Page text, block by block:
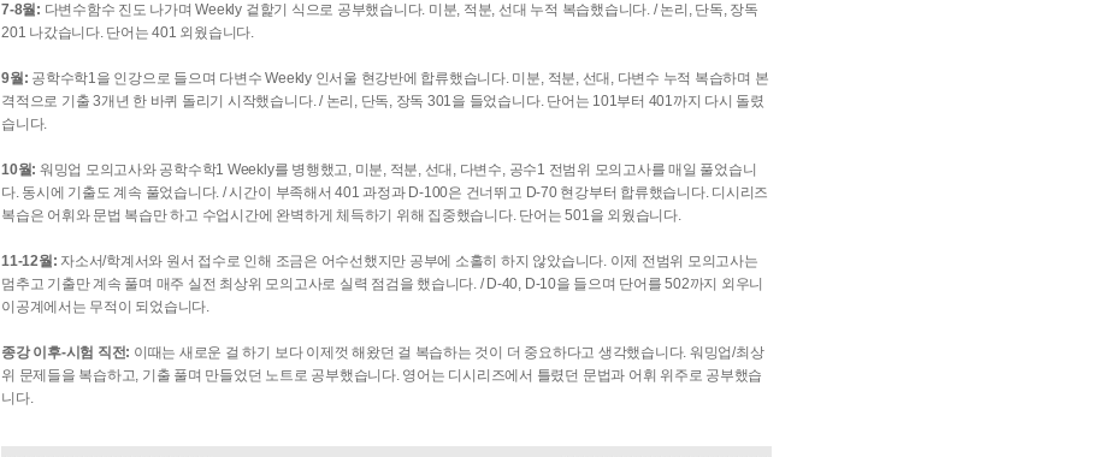
7-8월: 다변수함수 진도 나가며 Weekly 겉핥기 식으로 공부했습니다. 미분, 적분, 선대 누적 복습했습니다. / 논리, 단독, 장독
201 나갔습니다. 단어는 401 외웠습니다.
9월: 공학수학1을 인강으로 들으며 다변수 Weekly 인서울 현강반에 합류했습니다. 미분, 적분, 선대, 다변수 누적 복습하며 본
격적으로 기출 3개년 한 바퀴 돌리기 시작했습니다. / 논리, 단독, 장독 301을 들었습니다. 단어는 101부터 401까지 다시 돌렸
습니다.
10월: 워밍업 모의고사와 공학수학1 Weekly를 병행했고, 미분, 적분, 선대, 다변수, 공수1 전범위 모의고사를 매일 풀었습니
다. 동시에 기출도 계속 풀었습니다. / 시간이 부족해서 401 과정과 D-100은 건너뛰고 D-70 현강부터 합류했습니다. 디시리즈
복습은 어휘와 문법 복습만 하고 수업시간에 완벽하게 체득하기 위해 집중했습니다. 단어는 501을 외웠습니다.
11-12월: 자소서/학계서와 원서 접수로 인해 조금은 어수선했지만 공부에 소홀히 하지 않았습니다. 이제 전범위 모의고사는
멈추고 기출만 계속 풀며 매주 실전 최상위 모의고사로 실력 점검을 했습니다. / D-40, D-10을 들으며 단어를 502까지 외우니
이공계에서는 무적이 되었습니다.
종강 이후-시험 직전: 이때는 새로운 걸 하기 보다 이제껏 해왔던 걸 복습하는 것이 더 중요하다고 생각했습니다. 워밍업/최상
위 문제들을 복습하고, 기출 풀며 만들었던 노트로 공부했습니다. 영어는 디시리즈에서 틀렸던 문법과 어휘 위주로 공부했습
니다.